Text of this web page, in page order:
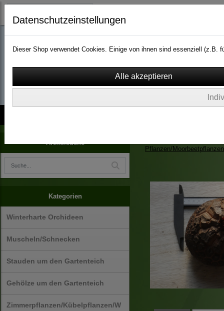
wassergarten-
Artikelsuche
Kategorien
Winterharte Orchideen
Muscheln/Schnecken
Stauden um den Gartenteich
Gehölze um den Gartenteich
Zimmerpflanzen/Kübelpflanzen/W
Pflanzen/
Datenschutzeinstellungen
Dieser Shop verwendet Cookies. Einige von ihnen sind essenziell (z.B.